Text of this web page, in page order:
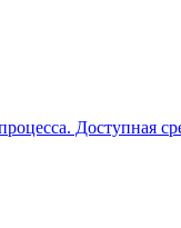
Доступная